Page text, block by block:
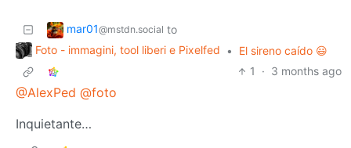
mar01@mstdn.social to
Foto - immagini, tool liberi e Pixelfed
•
El sireno caído 😃
1
· 3 months ago
@AlexPed @foto
Inquietante…